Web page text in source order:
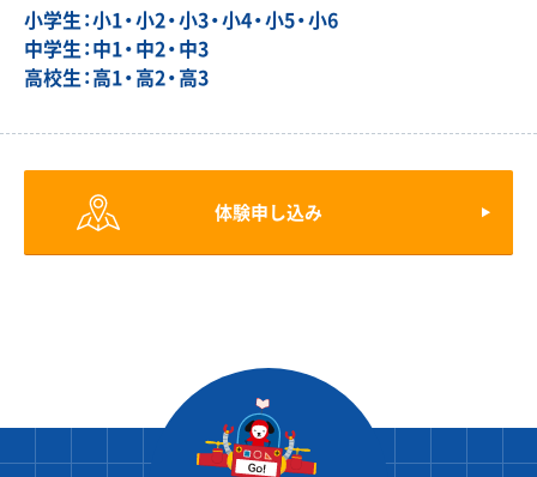
小学生：小1・小2・小3・小4・小5・小6
中学生：中1・中2・中3
高校生：高1・高2・高3
体験申し込み